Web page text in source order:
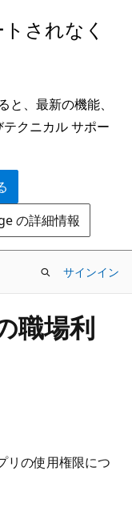
されなく
、最新の機能、
クニカル サポー
の詳細情報
サインイン
職場利
リの使用権限につ